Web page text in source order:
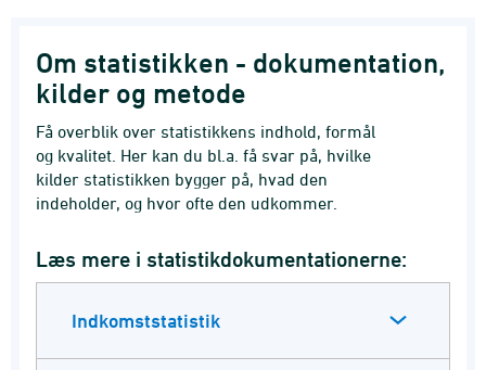
Om statistikken - dokumentation,
kilder og metode
Få overblik over statistikkens indhold, formål
og kvalitet. Her kan du bl.a. få svar på, hvilke
kilder statistikken bygger på, hvad den
indeholder, og hvor ofte den udkommer.
Læs mere i statistikdokumentationerne:
Indkomststatistik